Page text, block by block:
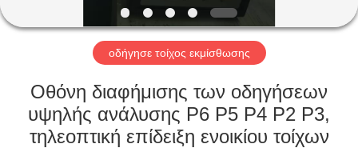
ΓΎΡΟΣ
ΕΡΓΟΣΤΑΣΊΩΝ
ΠΟΙΟΤΙΚΌΣ
ΈΛΕΓΧΟΣ
οδήγησε τοίχος εκμίσθωσης
Οθόνη διαφήμισης των οδηγήσεων
υψηλής ανάλυσης P6 P5 P4 P2 P3,
τηλεοπτική επίδειξη ενοικίου τοίχων